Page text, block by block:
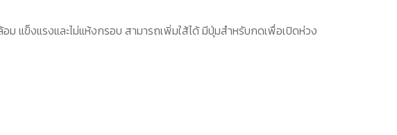
แข็งแรงและไม่แห้งกรอบ สามารถเพิ่มใส้ได้ มีปุ่มสำหรับกดเพื่อเปิดห่วง